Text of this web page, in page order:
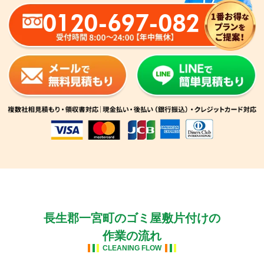
0120-697-082
長生郡一宮町のゴミ屋敷片付けの
作業の流れ
CLEANING FLOW